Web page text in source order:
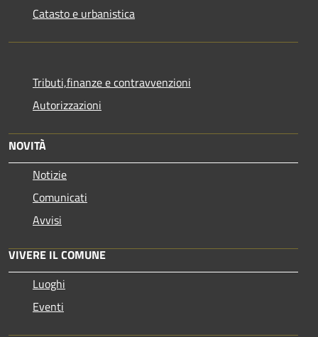
Catasto e urbanistica
Tributi,finanze e contravvenzioni
Autorizzazioni
NOVITÀ
Notizie
Comunicati
Avvisi
VIVERE IL COMUNE
Luoghi
Eventi